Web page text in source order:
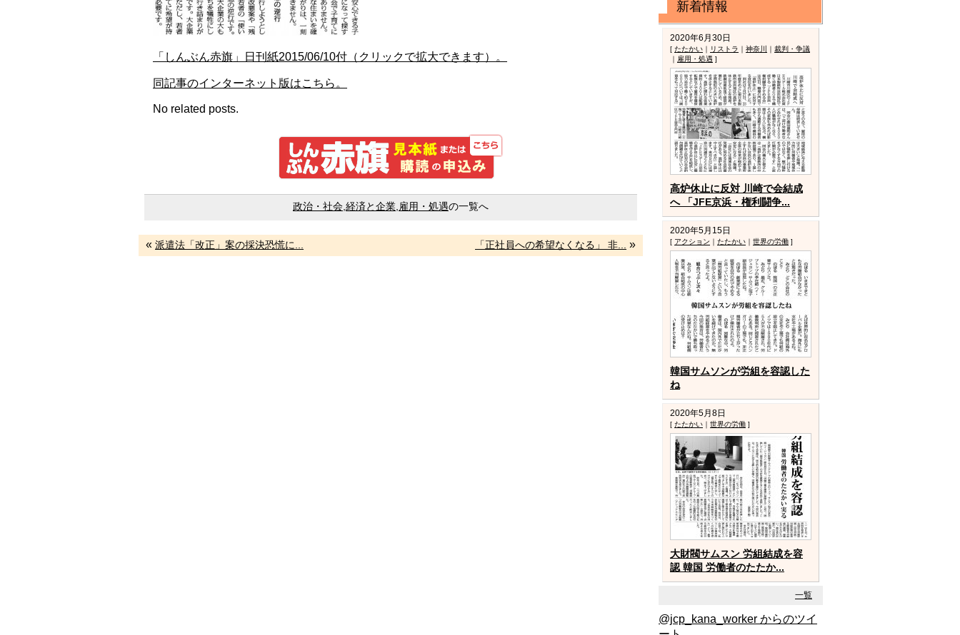
「しんぶん赤旗」日刊紙2015/06/10付（クリックで拡大できます）。
同記事のインターネット版はこちら。
No related posts.
しんぶん赤旗 見本紙または購読の申込み
政治・社会 経済と企業 雇用・処遇の一覧へ
« 派遣法「改正」案の採決恐慌に... 「正社員への希望なくなる」 非... »
新着情報
2020年6月30日
[ たたかい ｜ リストラ ｜ 神奈川 ｜ 裁判・争議
｜ 雇用・処遇 ]
高炉休止に反対 川崎で会結成
へ 「JFE京浜・権利闘争...
2020年5月15日
[ アクション ｜ たたかい ｜ 世界の労働 ]
韓国サムソンが労組を容認した
ね
2020年5月8日
[ たたかい ｜ 世界の労働 ]
大財閥サムスン 労組結成を容
認 韓国 労働者のたたか...
一覧
@jcp_kana_worker からのツイ